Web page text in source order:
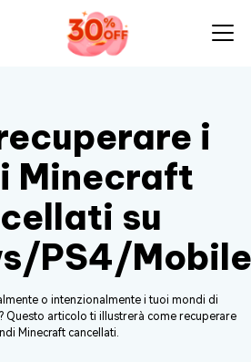
i
Minecraft
su
PS4/
o intenzionalmente i tuoi mondi di
Questo articolo ti illustrerà come recuperare
Minecraft cancellati.